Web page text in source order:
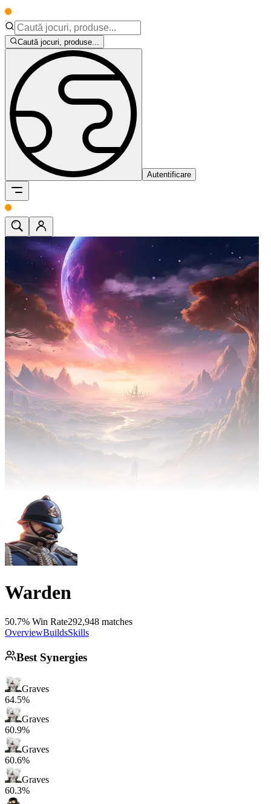
Caută jocuri, produse...
Autentificare
Warden
50.7% Win Rate292,948 matches
OverviewBuildsSkills
Best Synergies
Graves
64.5%
Graves
60.9%
Graves
60.6%
Graves
60.3%